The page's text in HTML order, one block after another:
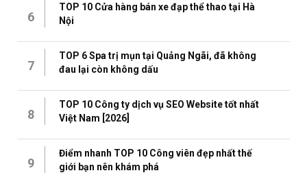
6
TOP 10 Cửa hàng bán xe đạp thể thao tại Hà
Nội
7
TOP 6 Spa trị mụn tại Quảng Ngãi, đã không
đau lại còn không dấu
8
TOP 10 Công ty dịch vụ SEO Website tốt nhất
Việt Nam [2026]
9
Điểm nhanh TOP 10 Công viên đẹp nhất thế
giới bạn nên khám phá